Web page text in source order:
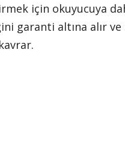
için okuyucuya
garanti altına alır